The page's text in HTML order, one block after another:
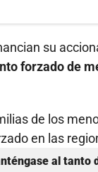
su
forzado de
de los
en las
al tanto